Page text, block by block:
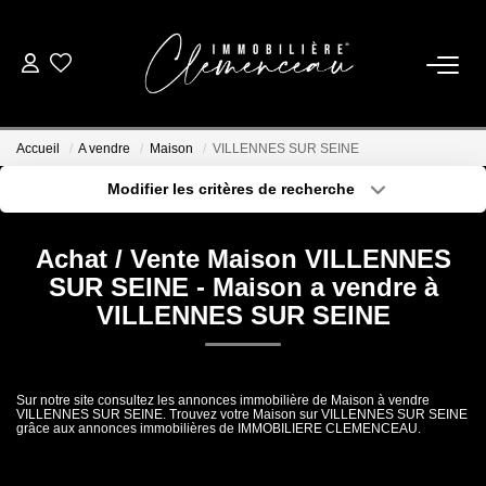
ESTIMATION
NOTRE AGENCE
Accueil A vendre Maison VILLENNES SUR SEINE
Modifier les critères de recherche
Sélectionnez...
Type de bien
Achat / Vente Maison VILLENNES
SUR SEINE - Maison a vendre à
VILLENNES SUR SEINE
Sur notre site consultez les annonces immobilière de Maison à vendre
VILLENNES SUR SEINE. Trouvez votre Maison sur VILLENNES SUR SEINE
grâce aux annonces immobilières de IMMOBILIERE CLEMENCEAU.